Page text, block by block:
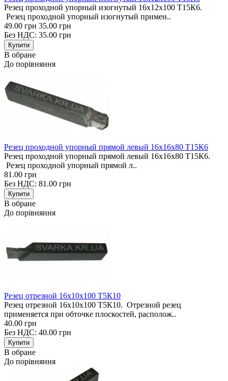
Резец проходной упорный изогнутый 16х12х100 Т15К6.
Резец проходной упорный изогнутый примен..
49.00 грн 35.00 грн
Без НДС: 35.00 грн
В обране
До порівняння
Резец проходной упорный прямой левый 16х16х80 Т15К6
Резец проходной упорный прямой левый 16х16х80 Т15К6.
Резец проходной упорный прямой л..
81.00 грн
Без НДС: 81.00 грн
В обране
До порівняння
Резец отрезной 16х10х100 Т5К10
Резец отрезной 16х10х100 Т5К10. Отрезной резец
применяется при обточке плоскостей, располож..
40.00 грн
Без НДС: 40.00 грн
В обране
До порівняння